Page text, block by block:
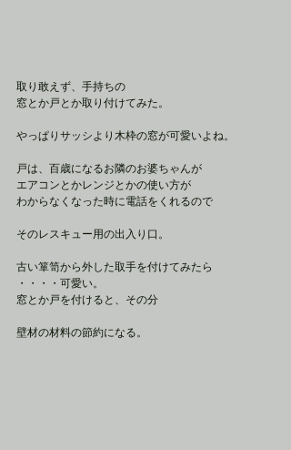
取り敢えず、手持ちの
窓とか戸とか取り付けてみた。
やっぱりサッシより木枠の窓が可愛いよね。
戸は、百歳になるお隣のお婆ちゃんが
エアコンとかレンジとかの使い方が
わからなくなった時に電話をくれるので
そのレスキュー用の出入り口。
古い箪笥から外した取手を付けてみたら
・・・・可愛い。
窓とか戸を付けると、その分
壁材の材料の節約になる。